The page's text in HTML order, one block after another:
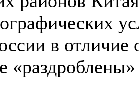
в отличие